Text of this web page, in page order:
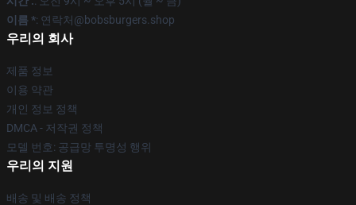
이름 *: 연락처@bobsburgers.shop
우리의 회사
제품 정보
이용 약관
개인 정보 정책
DMCA - 저작권 정책
모델 번호: 공급망 투명성 행위
우리의 지원
배송 및 배송 정책